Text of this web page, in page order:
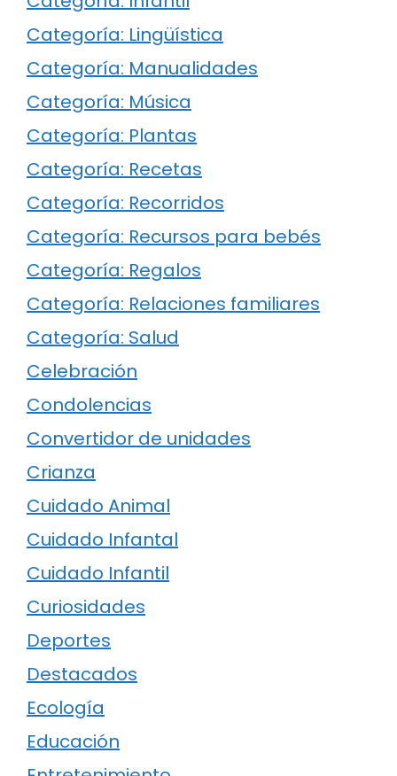
Categoría: Lingüística
Categoría: Manualidades
Categoría: Música
Categoría: Plantas
Categoría: Recetas
Categoría: Recorridos
Categoría: Recursos para bebés
Categoría: Regalos
Categoría: Relaciones familiares
Categoría: Salud
Celebración
Condolencias
Convertidor de unidades
Crianza
Cuidado Animal
Cuidado Infantal
Cuidado Infantil
Curiosidades
Deportes
Destacados
Ecología
Educación